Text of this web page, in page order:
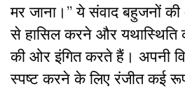
मर जाना।” ये संवाद बहुजनों
से हासिल करने और यथास्थिति
की ओर इंगित करते हैं। अपनी
स्पष्ट करने के लिए रंजीत कई